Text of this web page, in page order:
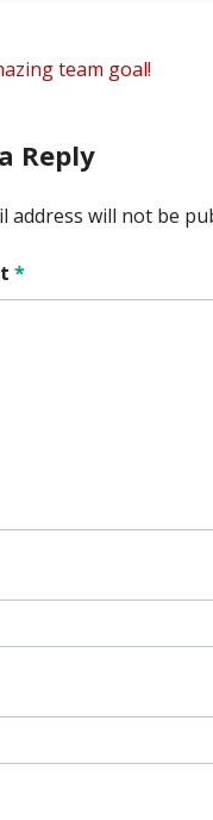
team goal!
Reply
address will not be
*